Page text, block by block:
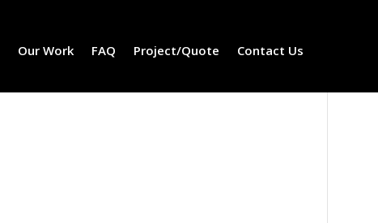
Our Work FAQ Project/Quote Contact Us